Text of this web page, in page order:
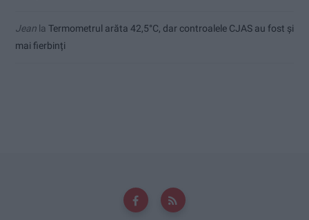
Jean la Termometrul arăta 42,5°C, dar controalele CJAS au fost și
mai fierbinți